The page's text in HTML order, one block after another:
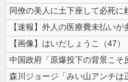
同僚の美人に土下座して必死に
【画像】はいだしょうこ（47
中国政府「原爆投下の背景こそ